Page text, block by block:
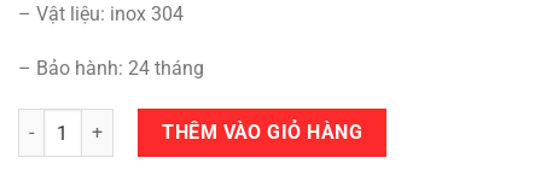
– Vật liệu: inox 304
– Bảo hành: 24 tháng
Số lượng THÊM VÀO GIỎ HÀNG